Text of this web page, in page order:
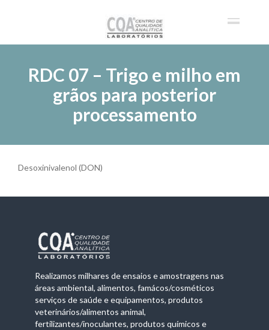
RDC 07 – Trigo e milho em
grãos para posterior
processamento
Desoxinivalenol (DON)
Realizamos milhares de ensaios e amostragens nas
áreas ambiental, alimentos, famácos/cosméticos
serviços de saúde e equipamentos, produtos
veterinários/alimentos animal,
fertilizantes/inoculantes, produtos químicos e